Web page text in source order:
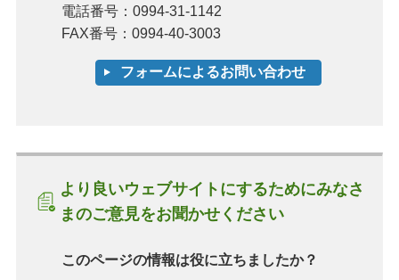
電話番号：0994-31-1142
FAX番号：0994-40-3003
より良いウェブサイトにするためにみなさ
まのご意見をお聞かせください
このページの情報は役に立ちましたか？